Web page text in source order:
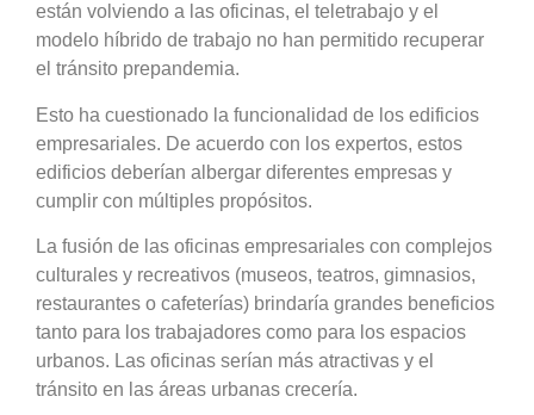
están volviendo a las oficinas, el teletrabajo y el
modelo híbrido de trabajo no han permitido recuperar
el tránsito prepandemia.
Esto ha cuestionado la funcionalidad de los edificios
empresariales. De acuerdo con los expertos, estos
edificios deberían albergar diferentes empresas y
cumplir con múltiples propósitos.
La fusión de las oficinas empresariales con complejos
culturales y recreativos (museos, teatros, gimnasios,
restaurantes o cafeterías) brindaría grandes beneficios
tanto para los trabajadores como para los espacios
urbanos. Las oficinas serían más atractivas y el
tránsito en las áreas urbanas crecería.